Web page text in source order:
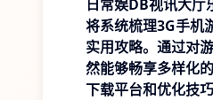
日常娱DB视讯大厅
将系统梳理3G手机
实用攻略。通过对
然能够畅享多样化
下载平台和优化技